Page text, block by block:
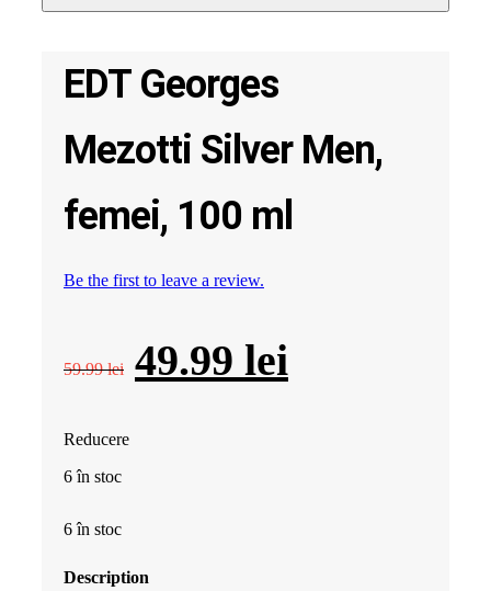
femei,
EDT Georges
Mezotti Silver Men,
femei, 100 ml
Be the first to leave a review.
59.99lei Prețul
59.99 lei.
49.99 lei
Reducere
6 în stoc
6 în stoc
Description